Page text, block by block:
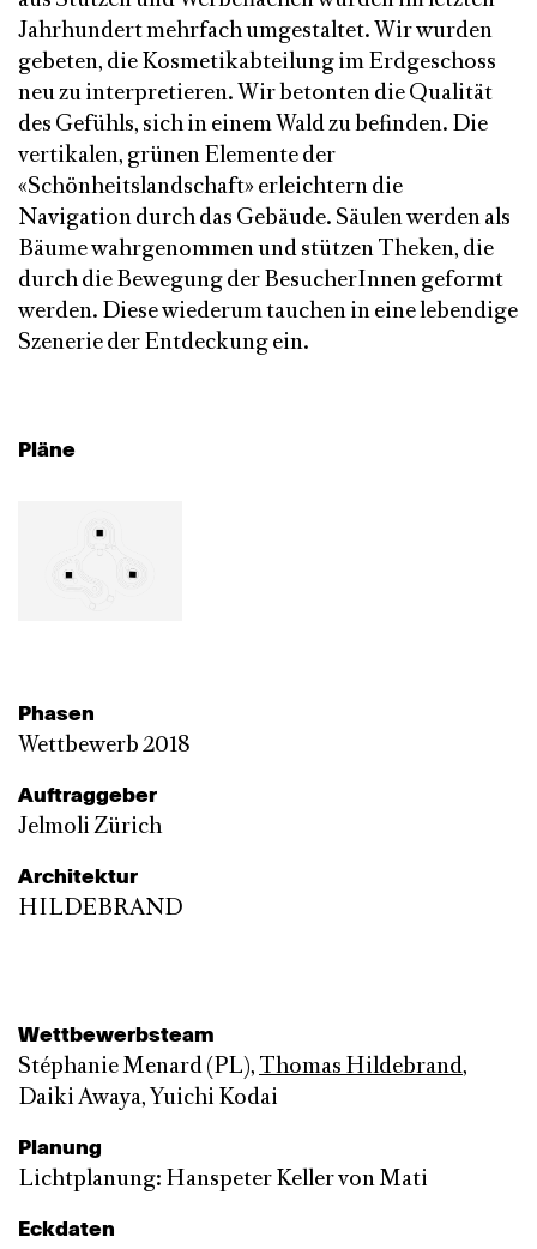
Jahrhundert mehrfach umgestaltet. Wir wurden
gebeten, die Kosmetikabteilung im Erdgeschoss
neu zu interpretieren. Wir betonten die Qualität
des Gefühls, sich in einem Wald zu befinden. Die
vertikalen, grünen Elemente der
«Schönheitslandschaft» erleichtern die
Navigation durch das Gebäude. Säulen werden als
Bäume wahrgenommen und stützen Theken, die
durch die Bewegung der BesucherInnen geformt
werden. Diese wiederum tauchen in eine lebendige
Szenerie der Entdeckung ein.
Pläne
Phasen
Wettbewerb 2018
Auftraggeber
Jelmoli Zürich
Architektur
HILDEBRAND
Wettbewerbsteam
Stéphanie Menard (PL), Thomas Hildebrand,
Daiki Awaya, Yuichi Kodai
Planung
Lichtplanung: Hanspeter Keller von Mati
Eckdaten